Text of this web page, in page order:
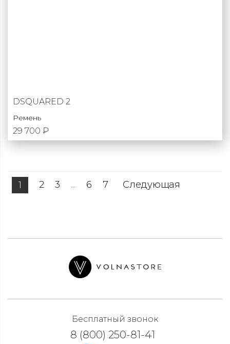
DSQUARED 2
Ремень
29 700 ₽
1 2 3 ... 6 7 Следующая
Бесплатный звонок
8 (800) 250-81-41